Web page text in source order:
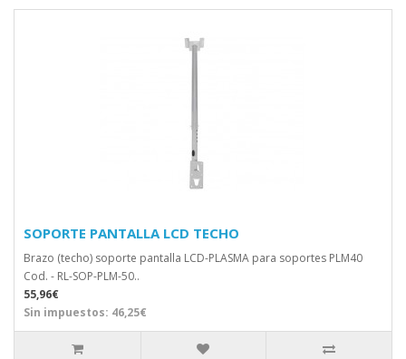
SOPORTE PANTALLA LCD TECHO
Brazo (techo) soporte pantalla LCD-PLASMA para soportes PLM40
Cod. - RL-SOP-PLM-50..
55,96€
Sin impuestos: 46,25€